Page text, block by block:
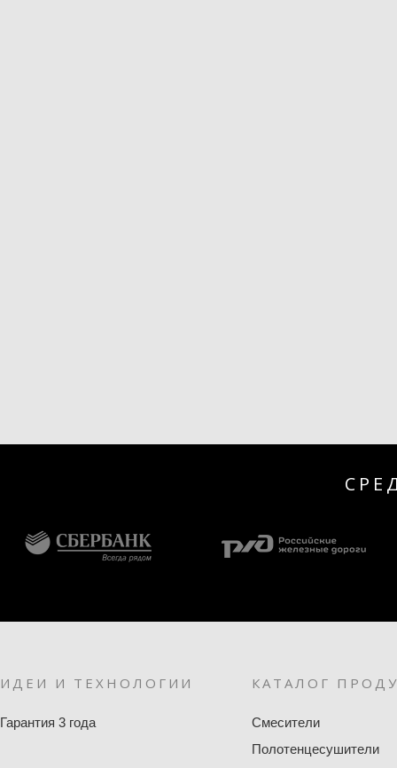
ИДЕИ И ТЕХНОЛОГИИ
Гарантия 3 года
КАТАЛОГ
Смесители
Полотенцесушители